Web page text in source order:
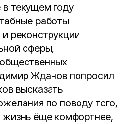
в текущем году
работы
реконструкции
сферы,
Жданов попросил
высказать
по поводу того,
жизнь ёще комфортнее,